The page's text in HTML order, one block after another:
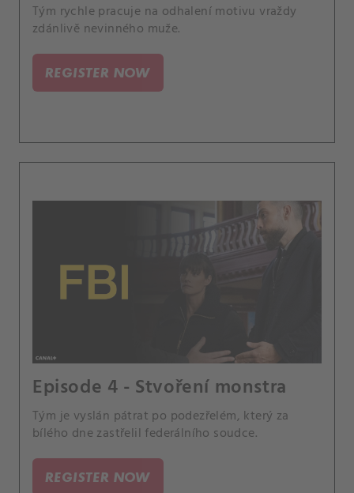
Tým rychle pracuje na odhalení motivu vraždy
zdánlivě nevinného muže.
REGISTER NOW
Episode 4 - Stvoření monstra
Tým je vyslán pátrat po podezřelém, který za
bílého dne zastřelil federálního soudce.
REGISTER NOW